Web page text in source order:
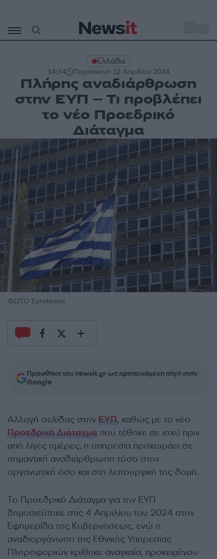
περιεχόμενο
Ελλάδα
14:34 Παρασκευή 12 Απριλίου 2024
Πλήρης αναδιάρθρωση
στην ΕΥΠ – Τι προβλέπει
το νέο Προεδρικό
Διάταγμα
ΦΩΤΟ Eurokinissi
Προσθήκη του newsit.gr ως προτεινόμενη πηγή στην
Google
Αλλαγή σελίδας στην ΕΥΠ, καθώς με το νέο
Προεδρικό Διάταγμα που τέθηκε σε ισχύ πριν
από λίγες ημέρες, η υπηρεσία προχωράει σε
σημαντική αναδιάρθρωση τόσο στην
οργανωτική όσο και στη λειτουργική της δομή.
Το Προεδρικό Διάταγμα για την ΕΥΠ
δημοσιεύτηκε στις 4 Απριλίου του 2024 στην
Εφημερίδα της Κυβερνήσεως, ενώ η
αναδιοργάνωση της Εθνικής Υπηρεσίας
Πληροφοριών κρίθηκε αναγκαία, προκειμένου